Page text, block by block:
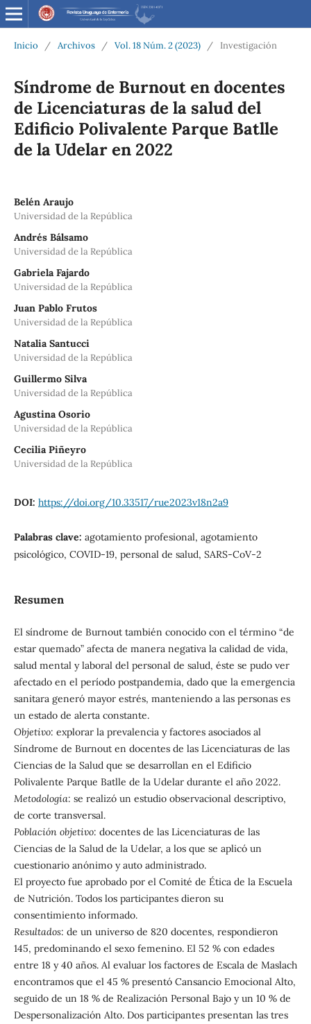
Inicio / Archivos / Vol. 18 Núm. 2 (2023) / Investigación
Síndrome de Burnout en docentes
de Licenciaturas de la salud del
Edificio Polivalente Parque Batlle
de la Udelar en 2022
Belén Araujo
Universidad de la República
Andrés Bálsamo
Universidad de la República
Gabriela Fajardo
Universidad de la República
Juan Pablo Frutos
Universidad de la República
Natalia Santucci
Universidad de la República
Guillermo Silva
Universidad de la República
Agustina Osorio
Universidad de la República
Cecilia Piñeyro
Universidad de la República
DOI: https://doi.org/10.33517/rue2023v18n2a9
Palabras clave: agotamiento profesional, agotamiento
psicológico, COVID-19, personal de salud, SARS-CoV-2
Resumen
El síndrome de Burnout también conocido con el término “de
estar quemado” afecta de manera negativa la calidad de vida,
salud mental y laboral del personal de salud, éste se pudo ver
afectado en el período postpandemia, dado que la emergencia
sanitara generó mayor estrés, manteniendo a las personas es
un estado de alerta constante.
Objetivo: explorar la prevalencia y factores asociados al
Síndrome de Burnout en docentes de las Licenciaturas de las
Ciencias de la Salud que se desarrollan en el Edificio
Polivalente Parque Batlle de la Udelar durante el año 2022.
Metodología: se realizó un estudio observacional descriptivo,
de corte transversal.
Población objetivo: docentes de las Licenciaturas de las
Ciencias de la Salud de la Udelar, a los que se aplicó un
cuestionario anónimo y auto administrado.
El proyecto fue aprobado por el Comité de Ética de la Escuela
de Nutrición. Todos los participantes dieron su
consentimiento informado.
Resultados: de un universo de 820 docentes, respondieron
145, predominando el sexo femenino. El 52 % con edades
entre 18 y 40 años. Al evaluar los factores de Escala de Maslach
encontramos que el 45 % presentó Cansancio Emocional Alto,
seguido de un 18 % de Realización Personal Bajo y un 10 % de
Despersonalización Alto. Dos participantes presentan las tres